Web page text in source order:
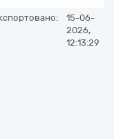
15-06-
2026,
12:13:29